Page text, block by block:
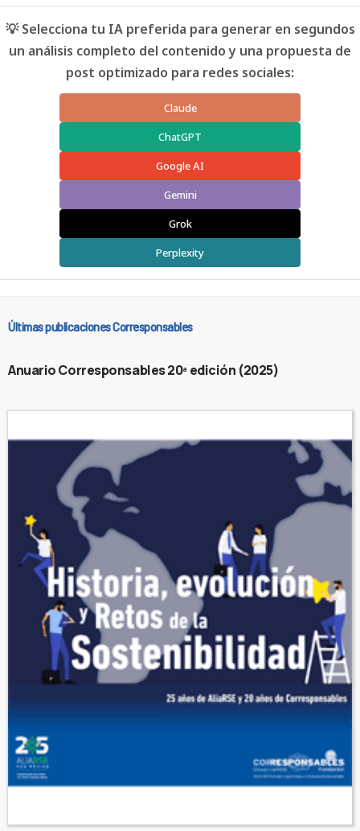
💡 Selecciona tu IA preferida para generar en segundos
un análisis completo del contenido y una propuesta de
post optimizado para redes sociales:
Claude
ChatGPT
Google AI
Gemini
Grok
Perplexity
Últimas publicaciones Corresponsables
Anuario Corresponsables 20ª edición (2025)